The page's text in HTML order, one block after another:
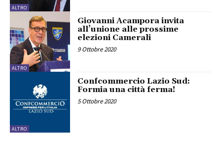
ALTRO
ALTRO
Giovanni Acampora invita
all’unione alle prossime
elezioni Camerali
9 Ottobre 2020
ALTRO
Confcommercio Lazio Sud:
Formia una città ferma!
5 Ottobre 2020